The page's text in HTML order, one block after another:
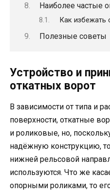
Наиболее частые
Как избежать
Полезные советы
Устройство и
откатных ворот
В зависимости от типа и
поверхности, откатные
и роликовые, но,
надёжную конструкцию,
нижней рельсовой
используются. Что же
опорными роликами, то